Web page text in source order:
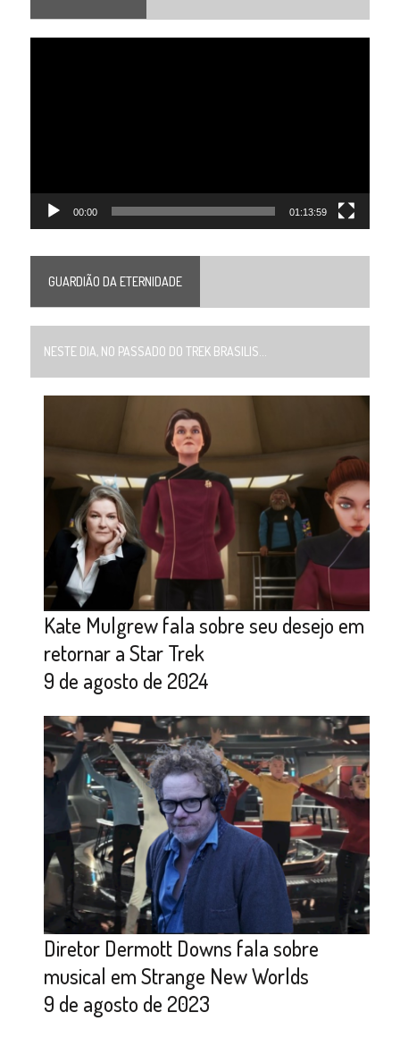
00:00 01:13:59
GUARDIÃO DA ETERNIDADE
NESTE DIA, NO PASSADO DO TREK BRASILIS...
Kate Mulgrew fala sobre seu desejo em
retornar a Star Trek
9 de agosto de 2024
Diretor Dermott Downs fala sobre
musical em Strange New Worlds
9 de agosto de 2023